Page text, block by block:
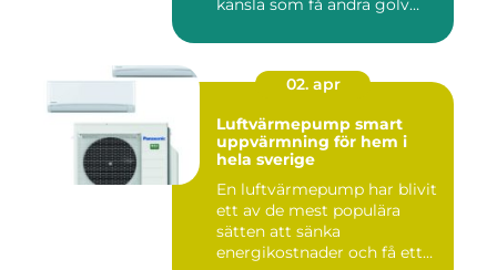
känsla som få andra golv
02. apr
Luftvärmepump smart
uppvärmning för hem i
hela sverige
En luftvärmepump har blivit
ett av de mest populära
sätten att sänka
energikostnader och få ett